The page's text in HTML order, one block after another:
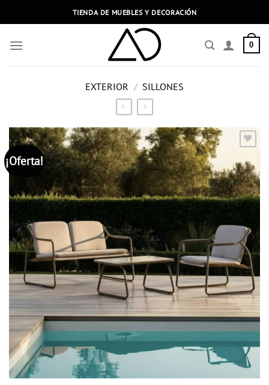
al
TIENDA DE MUEBLES Y DECORACIÓN
0
EXTERIOR / SILLONES
¡Oferta!
Añadir
a la
lista
de